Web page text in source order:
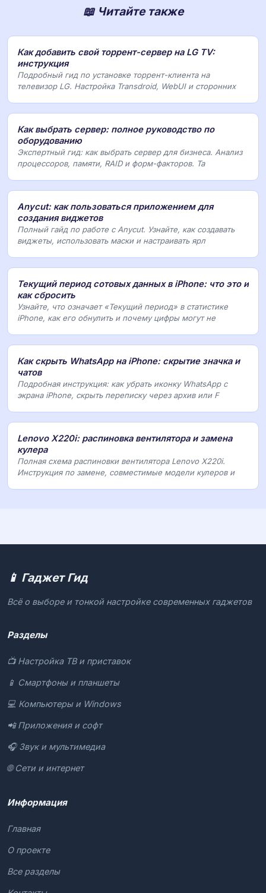
📖 Читайте также
Как добавить свой торрент-сервер на LG TV:
инструкция
Подробный гид по установке торрент-клиента на
телевизор LG. Настройка Transdroid, WebUI и сторонних
Как выбрать сервер: полное руководство по
оборудованию
Экспертный гид: как выбрать сервер для бизнеса. Анализ
процессоров, памяти, RAID и форм-факторов. Та
Anycut: как пользоваться приложением для
создания виджетов
Полный гайд по работе с Anycut. Узнайте, как создавать
виджеты, использовать маски и настраивать ярл
Текущий период сотовых данных в iPhone: что это и
как сбросить
Узнайте, что означает «Текущий период» в статистике
iPhone, как его обнулить и почему цифры могут не
Как скрыть WhatsApp на iPhone: скрытие значка и
чатов
Подробная инструкция: как убрать иконку WhatsApp с
экрана iPhone, скрыть переписку через архив или F
Lenovo X220i: распиновка вентилятора и замена
кулера
Полная схема распиновки вентилятора Lenovo X220i.
Инструкция по замене, совместимые модели кулеров и
📱 Гаджет Гид
Всё о выборе и тонкой настройке современных гаджетов
Разделы
📺 Настройка ТВ и приставок
📱 Смартфоны и планшеты
💻 Компьютеры и Windows
📲 Приложения и софт
🎧 Звук и мультимедиа
🌐 Сети и интернет
Информация
Главная
О проекте
Все разделы